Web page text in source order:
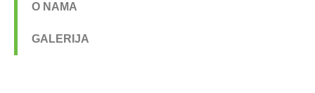
O NAMA
GALERIJA